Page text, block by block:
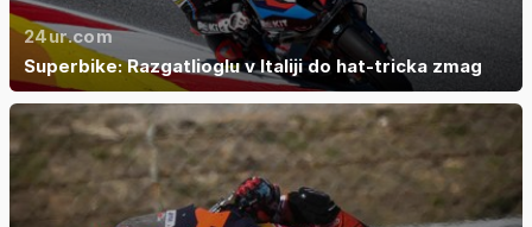
24ur.com
Superbike: Razgatlioglu v Italiji do hat-tricka zmag